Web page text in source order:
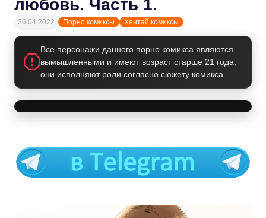
любовь. Часть 1.
26.04.2022 Порно комиксы Хентай комиксы
Все персонажи данного порно комикса являются
вымышленными и имеют возраст старше 21 года,
они исполняют роли согласно сюжету комикса